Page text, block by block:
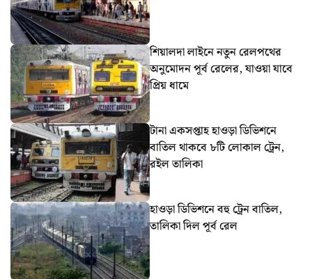
শিয়ালদা লাইনে নতুন রেলপথের
অনুমোদন পূর্ব রেলের, যাওয়া যাবে
প্রিয় ধামে
টানা একসপ্তাহ হাওড়া ডিভিশনে
বাতিল থাকবে ৮টি লোকাল ট্রেন,
রইল তালিকা
হাওড়া ডিভিশনে বহু ট্রেন বাতিল,
তালিকা দিল পূর্ব রেল